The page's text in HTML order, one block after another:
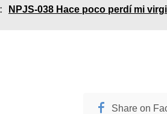
NPJS-038 Hace poco perdí mi
Share on